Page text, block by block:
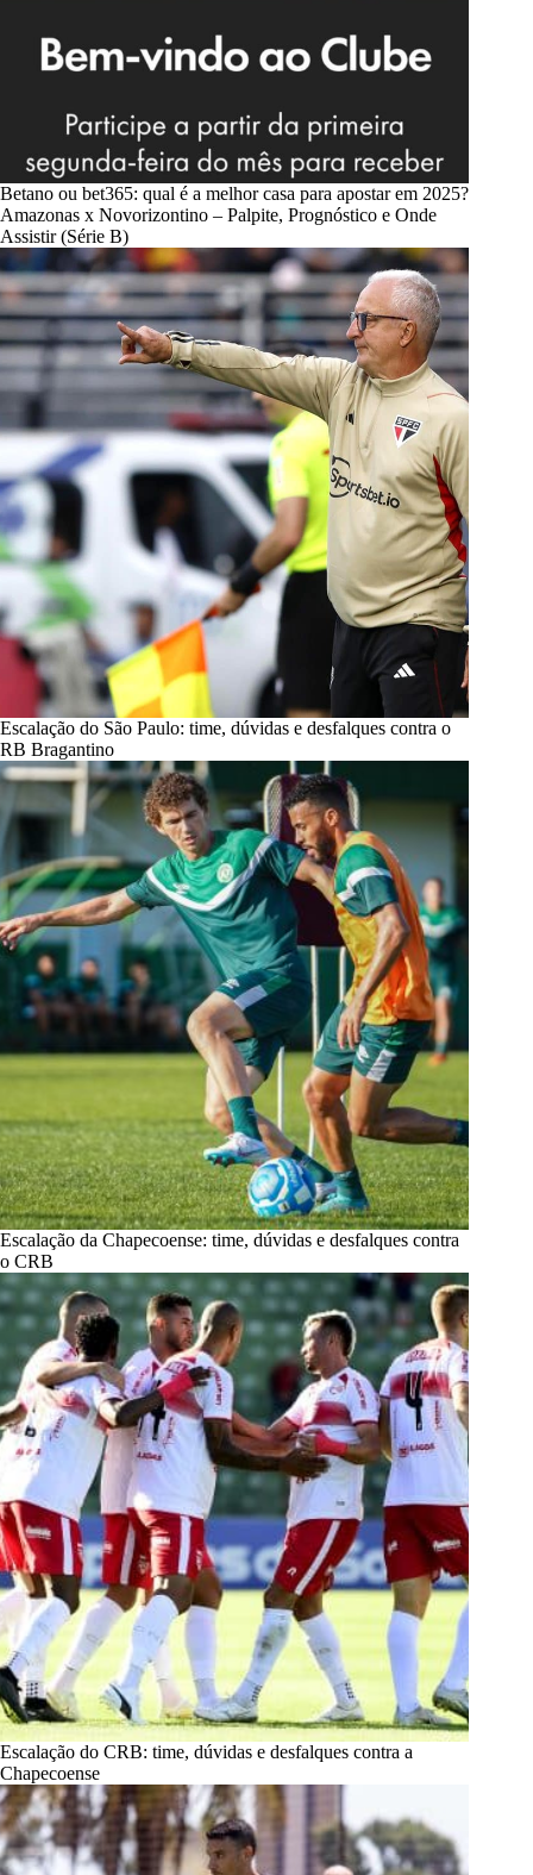
Betano ou bet365: qual é a melhor casa para apostar em 2025?
Amazonas x Novorizontino – Palpite, Prognóstico e Onde
Assistir (Série B)
Escalação do São Paulo: time, dúvidas e desfalques contra o
RB Bragantino
Escalação da Chapecoense: time, dúvidas e desfalques contra
o CRB
Escalação do CRB: time, dúvidas e desfalques contra a
Chapecoense